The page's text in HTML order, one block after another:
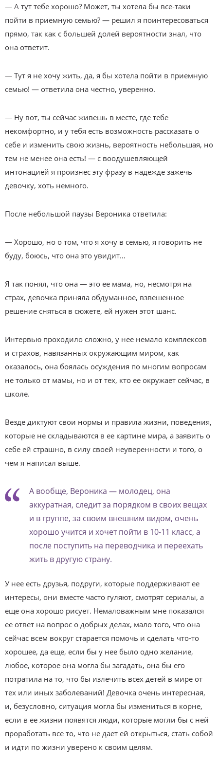
— А тут тебе хорошо? Может, ты хотела бы все-таки
пойти в приемную семью? — решил я поинтересоваться
прямо, так как с большей долей вероятности знал, что
она ответит.
— Тут я не хочу жить, да, я бы хотела пойти в приемную
семью! — ответила она честно, уверенно.
— Ну вот, ты сейчас живешь в месте, где тебе
некомфортно, и у тебя есть возможность рассказать о
себе и изменить свою жизнь, вероятность небольшая, но
тем не менее она есть! — с воодушевляющей
интонацией я произнес эту фразу в надежде зажечь
девочку, хоть немного.
После небольшой паузы Вероника ответила:
— Хорошо, но о том, что я хочу в семью, я говорить не
буду, боюсь, что она это увидит…
Я так понял, что она — это ее мама, но, несмотря на
страх, девочка приняла обдуманное, взвешенное
решение сняться в сюжете, ей нужен этот шанс.
Интервью проходило сложно, у нее немало комплексов
и страхов, навязанных окружающим миром, как
оказалось, она боялась осуждения по многим вопросам
не только от мамы, но и от тех, кто ее окружает сейчас, в
школе.
Везде диктуют свои нормы и правила жизни, поведения,
которые не складываются в ее картине мира, а заявить о
себе ей страшно, в силу своей неуверенности и того, о
чем я написал выше.
А вообще, Вероника — молодец, она
аккуратная, следит за порядком в своих вещах
и в группе, за своим внешним видом, очень
хорошо учится и хочет пойти в 10-11 класс, а
после поступить на переводчика и переехать
жить в другую страну.
У нее есть друзья, подруги, которые поддерживают ее
интересы, они вместе часто гуляют, смотрят сериалы, а
еще она хорошо рисует. Немаловажным мне показался
ее ответ на вопрос о добрых делах, мало того, что она
сейчас всем вокруг старается помочь и сделать что-то
хорошее, да еще, если бы у нее было одно желание,
любое, которое она могла бы загадать, она бы его
потратила на то, что бы излечить всех детей в мире от
тех или иных заболеваний! Девочка очень интересная,
и, безусловно, ситуация могла бы измениться в корне,
если в ее жизни появятся люди, которые могли бы с ней
проработать все то, что не дает ей открыться, стать собой
и идти по жизни уверено к своим целям.